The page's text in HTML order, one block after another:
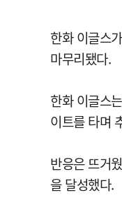
한화 이글스
마무리됐다.
한화 이글스
이트를 타며
반응은 뜨거
을 달성했다.